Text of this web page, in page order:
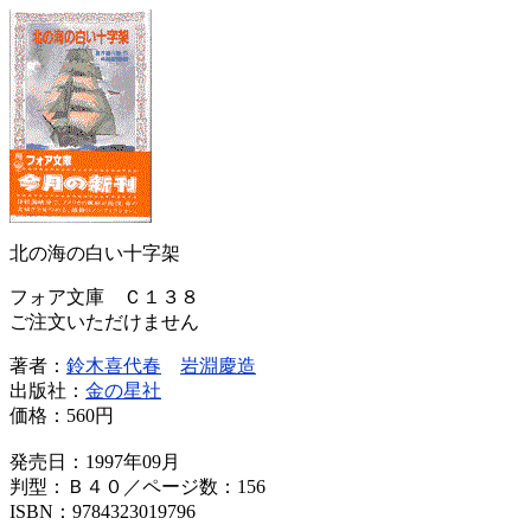
北の海の白い十字架
フォア文庫 Ｃ１３８
ご注文いただけません
著者： 鈴木喜代春
岩淵慶造
出版社： 金の星社
価格： 560円
発売日：1997年09月
判型：Ｂ４０／ページ数：156
ISBN：9784323019796